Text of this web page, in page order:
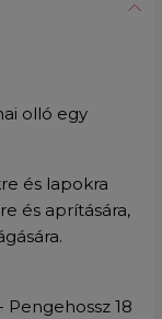
olló egy
és lapokra
és aprítására,
- Pengehossz 18